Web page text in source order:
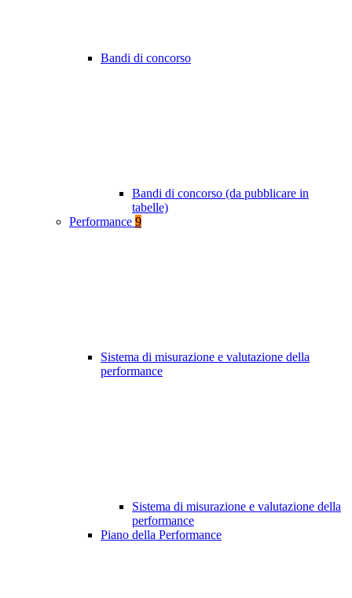
Bandi di concorso
Bandi di concorso (da pubblicare in
tabelle)
Performance 9
Sistema di misurazione e valutazione della
performance
Sistema di misurazione e valutazione della
performance
Piano della Performance